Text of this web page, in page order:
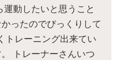
運動したいと思うこと
ったのでびっくりして
トレーニング出来てい
トレーナーさんいつ